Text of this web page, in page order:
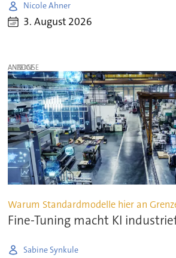
Nicole Ahner
3. August 2026
ANZEIGE
Warum Standardmodelle hier an
Fine-Tuning macht KI
Sabine Synkule